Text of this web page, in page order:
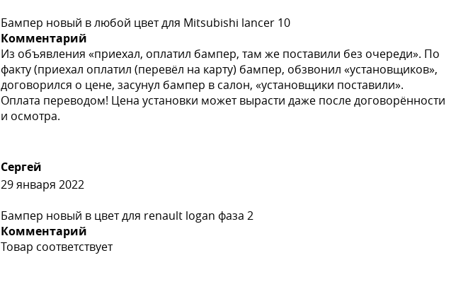
Бампер новый в любой цвет для Mitsubishi lancer 10
Комментарий
Из объявления «приехал, оплатил бампер, там же поставили без очереди». По
факту (приехал оплатил (перевёл на карту) бампер, обзвонил «установщиков»,
договорился о цене, засунул бампер в салон, «установщики поставили».
Оплата переводом! Цена установки может вырасти даже после договорённости
и осмотра.
Сергей
29 января 2022
Бампер новый в цвет для renault logan фаза 2
Комментарий
Товар соответствует